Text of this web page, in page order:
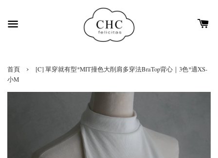
首頁 ›
[C] 單穿就有型*MIT撞色大削肩多穿法BraTop背心｜3色*適XS-
小M